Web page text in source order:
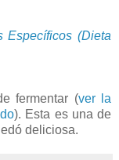
Específicos (Dieta
fermentar (ver la
). Esta es una de
deliciosa.